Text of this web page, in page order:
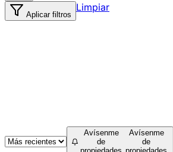
Aplicar filtros
Limpiar
Avísenme
de
Avísenme
de